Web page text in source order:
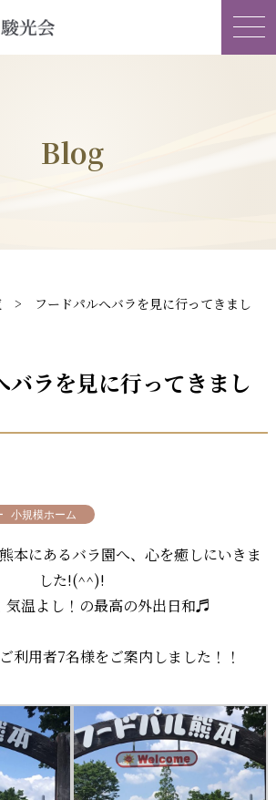
Blog
> フードパルへバラを見に行ってきまし
バラを見に行ってきまし
小規模ホーム
本にあるバラ園へ、心を癒しにいきま
した!(^^)!
気温よし！の最高の外出日和♬
利用者7名様をご案内しました！！